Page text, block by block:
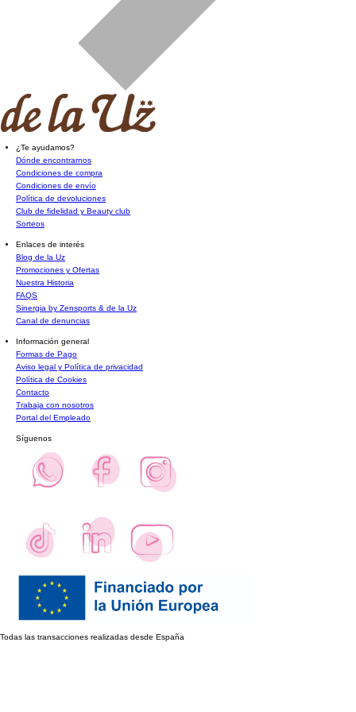
¿Te ayudamos?
Dónde encontrarnos
Condiciones de compra
Condiciones de envío
Política de devoluciones
Club de fidelidad y Beauty club
Sorteos
Enlaces de interés
Blog de la Uz
Promociones y Ofertas
Nuestra Historia
FAQS
Sinergia by Zensports & de la Uz
Canal de denuncias
Información general
Formas de Pago
Aviso legal y Política de privacidad
Política de Cookies
Contacto
Trabaja con nosotros
Portal del Empleado
Síguenos
Todas las transacciones realizadas desde España